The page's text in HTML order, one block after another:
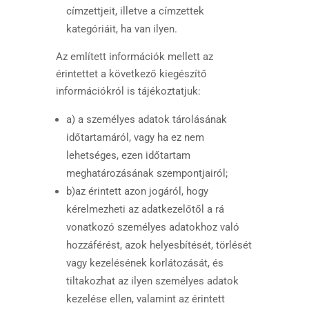
címzettjeit, illetve a címzettek
kategóriáit, ha van ilyen.
Az említett információk mellett az
érintettet a következő kiegészítő
információkról is tájékoztatjuk:
a) a személyes adatok tárolásának
időtartamáról, vagy ha ez nem
lehetséges, ezen időtartam
meghatározásának szempontjairól;
b)az érintett azon jogáról, hogy
kérelmezheti az adatkezelőtől a rá
vonatkozó személyes adatokhoz való
hozzáférést, azok helyesbítését, törlését
vagy kezelésének korlátozását, és
tiltakozhat az ilyen személyes adatok
kezelése ellen, valamint az érintett